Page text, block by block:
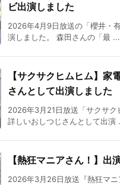
ビ出演しました
2026年4月9日放送の「櫻井・
演しました。 森田さんの「最 ...
【サクサクヒムヒム】家
さんとして出演しました
2026年3月21日放送「サクサク
詳しいおしつじさんとして出演
【熱狂マニアさん！】出
2026年3月26日放送『熱狂マ